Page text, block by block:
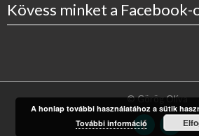
Kövess minket a Facebook-
© Görög Olíva
A honlap további használatához a sütik
További információ